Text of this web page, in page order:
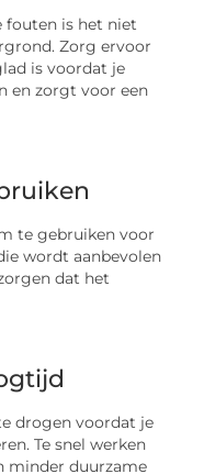
fouten is het niet
Zorg ervoor
is voordat je
en zorgt voor een
te gebruiken voor
wordt aanbevolen
dat het
drogen voordat je
Te snel werken
minder duurzame